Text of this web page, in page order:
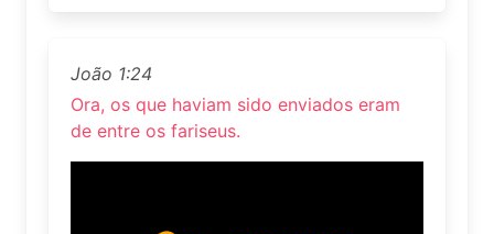
João 1:24
Ora, os que haviam sido enviados eram
de entre os fariseus.